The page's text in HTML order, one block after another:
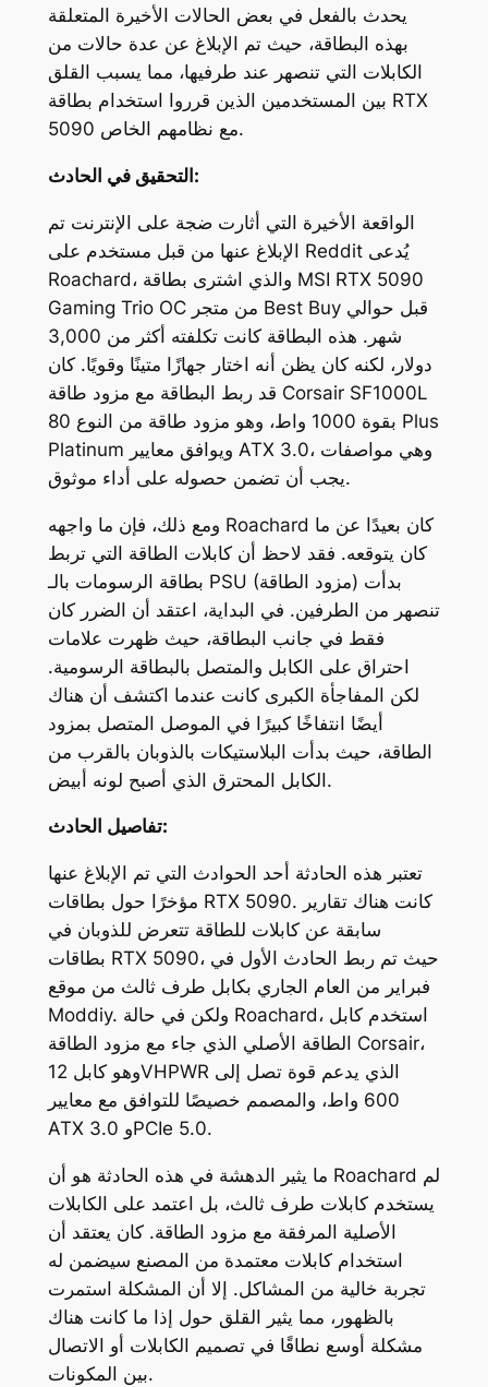
يحدث بالفعل في بعض الحالات الأخيرة المتعلقة
بهذه البطاقة، حيث تم الإبلاغ عن عدة حالات من
الكابلات التي تنصهر عند طرفيها، مما يسبب القلق
بين المستخدمين الذين قرروا استخدام بطاقة RTX
5090 مع نظامهم الخاص.
التحقيق في الحادث:
الواقعة الأخيرة التي أثارت ضجة على الإنترنت تم
الإبلاغ عنها من قبل مستخدم على Reddit يُدعى
Roachard، والذي اشترى بطاقة MSI RTX 5090
Gaming Trio OC من متجر Best Buy قبل حوالي
شهر. هذه البطاقة كانت تكلفته أكثر من 3,000
دولار، لكنه كان يظن أنه اختار جهازًا متينًا وقويًا. كان
قد ربط البطاقة مع مزود طاقة Corsair SF1000L
بقوة 1000 واط، وهو مزود طاقة من النوع 80 Plus
Platinum ويوافق معايير ATX 3.0، وهي مواصفات
يجب أن تضمن حصوله على أداء موثوق.
ومع ذلك، فإن ما واجهه Roachard كان بعيدًا عن ما
كان يتوقعه. فقد لاحظ أن كابلات الطاقة التي تربط
بطاقة الرسومات بالـ PSU (مزود الطاقة) بدأت
تنصهر من الطرفين. في البداية، اعتقد أن الضرر كان
فقط في جانب البطاقة، حيث ظهرت علامات
احتراق على الكابل والمتصل بالبطاقة الرسومية.
لكن المفاجأة الكبرى كانت عندما اكتشف أن هناك
أيضًا انتفاخًا كبيرًا في الموصل المتصل بمزود
الطاقة، حيث بدأت البلاستيكات بالذوبان بالقرب من
الكابل المحترق الذي أصبح لونه أبيض.
تفاصيل الحادث:
تعتبر هذه الحادثة أحد الحوادث التي تم الإبلاغ عنها
مؤخرًا حول بطاقات RTX 5090. كانت هناك تقارير
سابقة عن كابلات للطاقة تتعرض للذوبان في
بطاقات RTX 5090، حيث تم ربط الحادث الأول في
فبراير من العام الجاري بكابل طرف ثالث من موقع
Roachard، استخدم كابل
الطاقة الأصلي الذي جاء مع مزود الطاقة Corsair،
وهو كابل 12VHPWR الذي يدعم قوة تصل إلى
600 واط، والمصمم خصيصًا للتوافق مع معايير
ATX 3.0 وPCIe 5.0.
Roachard
يستخدم كابلات طرف ثالث، بل اعتمد على الكابلات
الأصلية المرفقة مع مزود الطاقة. كان يعتقد أن
استخدام كابلات معتمدة من المصنع سيضمن له
تجربة خالية من المشاكل. إلا أن المشكلة استمرت
بالظهور، مما يثير القلق حول إذا ما كانت هناك
مشكلة أوسع نطاقًا في تصميم الكابلات أو الاتصال
بين المكونات.